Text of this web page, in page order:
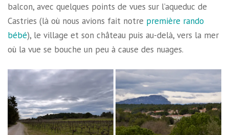
balcon, avec quelques points de vues sur l’aqueduc de
Castries (là où nous avions fait notre première rando
bébé), le village et son château puis au-delà, vers la mer
où la vue se bouche un peu à cause des nuages.